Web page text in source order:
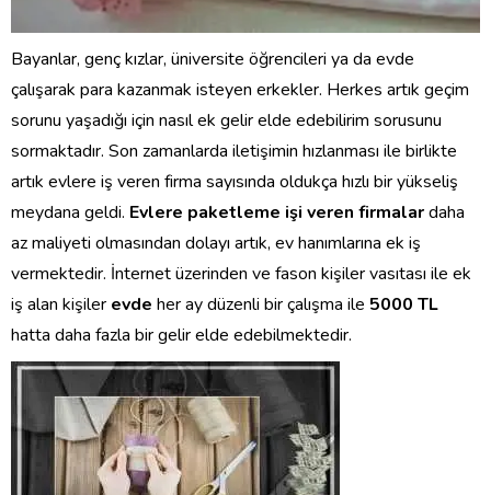
Bayanlar, genç kızlar, üniversite öğrencileri ya da evde
çalışarak para kazanmak isteyen erkekler. Herkes artık geçim
sorunu yaşadığı için nasıl ek gelir elde edebilirim sorusunu
sormaktadır. Son zamanlarda iletişimin hızlanması ile birlikte
artık evlere iş veren firma sayısında oldukça hızlı bir yükseliş
meydana geldi. Evlere paketleme işi veren firmalardaha
az maliyeti olmasından dolayı artık, ev hanımlarına ek iş
vermektedir. İnternet üzerinden ve fason kişiler vasıtası ile ek
iş alan kişiler evde her ay düzenli bir çalışma ile 5000 TL
hatta daha fazla bir gelir elde edebilmektedir.